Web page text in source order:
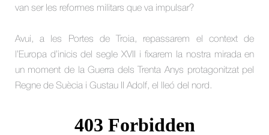
van ser les reformes militars que va impulsar?
Avui, a les Portes de Troia, repassarem el context de
l’Europa d’inicis del segle XVII i fixarem la nostra mirada en
un moment de la Guerra dels Trenta Anys protagonitzat pel
Regne de Suècia i Gustau II Adolf, el lleó del nord.